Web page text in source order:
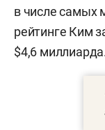
в числе самых
рейтинге Ким
$4,6